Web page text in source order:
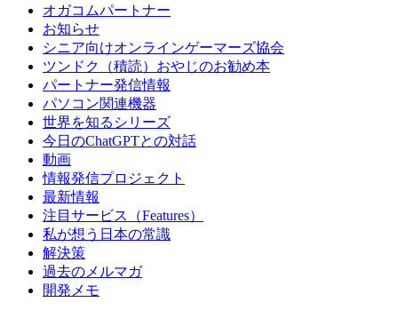
オガコムパートナー
お知らせ
シニア向けオンラインゲーマーズ協会
ツンドク（積読）おやじのお勧め本
パートナー発信情報
パソコン関連機器
世界を知るシリーズ
今日のChatGPTとの対話
動画
情報発信プロジェクト
最新情報
注目サービス（Features）
私が想う日本の常識
解決策
過去のメルマガ
開発メモ